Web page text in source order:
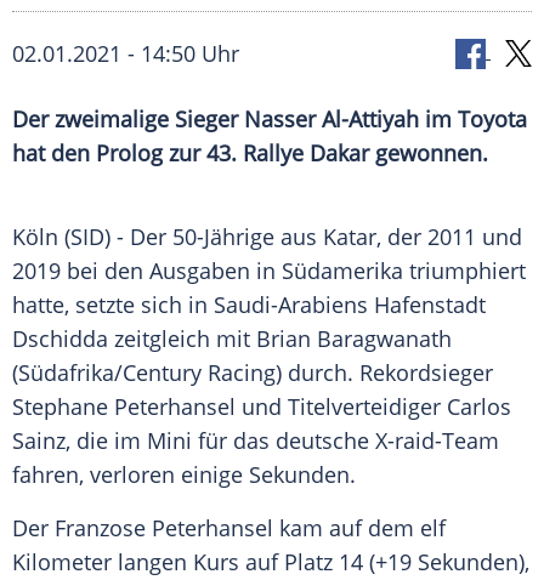
02.01.2021 - 14:50 Uhr
Der zweimalige Sieger Nasser Al-Attiyah im Toyota
hat den Prologzur 43. Rallye Dakargewonnen.
Köln (SID) - Der 50-Jährige aus Katar, der 2011 und
2019 bei den Ausgaben in Südamerika triumphiert
hatte, setzte sich in Saudi-Arabiens Hafenstadt
Dschidda zeitgleich mit Brian Baragwanath
(Südafrika/Century Racing) durch. Rekordsieger
Stephane Peterhansel und Titelverteidiger Carlos
Sainz, die im Mini für das deutsche X-raid-Team
fahren, verloren einige Sekunden.
Der Franzose Peterhansel kam auf dem elf
Kilometer langen Kurs auf Platz 14 (+19 Sekunden),